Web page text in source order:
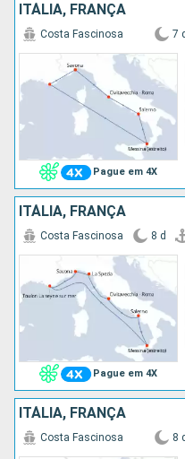
ITÁLIA, FRANÇA
Pague em 4X
Costa Fascinosa 7 d
ITÁLIA, FRANÇA
Pague em 4X
Costa Fascinosa 8 d
ITÁLIA, FRANÇA
Costa Fascinosa 8 d